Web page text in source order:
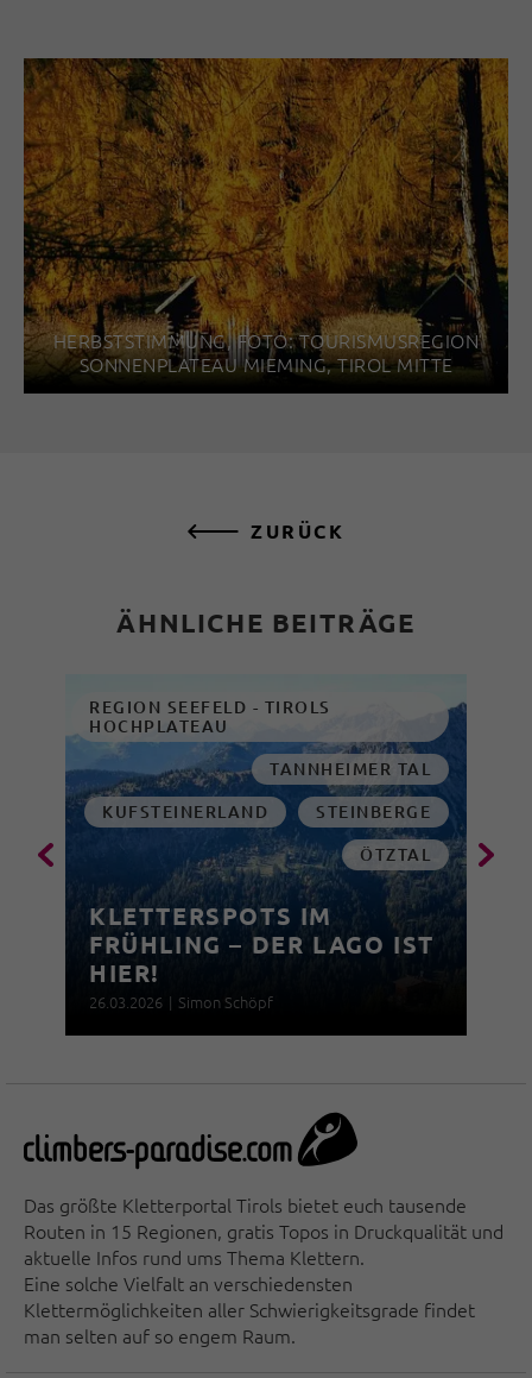
HERBSTSTIMMUNG, FOTO: TOURISMUSREGION
SONNENPLATEAU MIEMING, TIROL MITTE
ZURÜCK
ÄHNLICHE BEITRÄGE
REGION SEEFELD - TIROLS
HOCHPLATEAU
TANNHEIMER TAL
KUFSTEINERLAND
STEINBERGE
ÖTZTAL
KLETTERSPOTS IM
FRÜHLING – DER LAGO IST
HIER!
26.03.2026 | Simon Schöpf
Das größte Kletterportal Tirols bietet euch tausende
Routen in 15 Regionen, gratis Topos in Druckqualität und
aktuelle Infos rund ums Thema Klettern.
Eine solche Vielfalt an verschiedensten
Klettermöglichkeiten aller Schwierigkeitsgrade findet
man selten auf so engem Raum.